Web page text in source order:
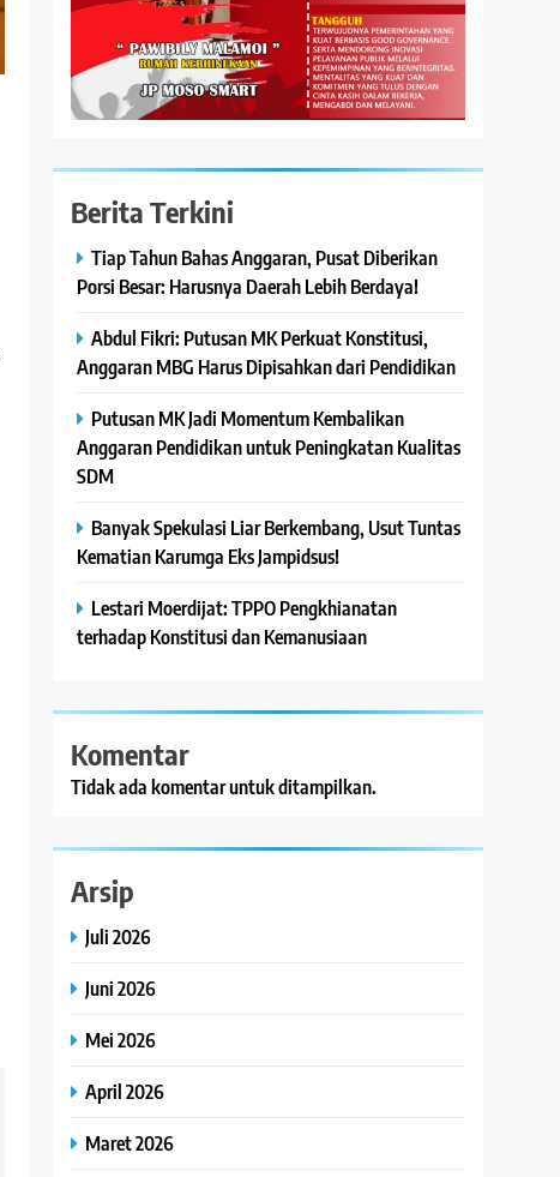
Berita Terkini
Tiap Tahun Bahas Anggaran, Pusat Diberikan
Porsi Besar: Harusnya Daerah Lebih Berdaya!
Abdul Fikri: Putusan MK Perkuat Konstitusi,
Anggaran MBG Harus Dipisahkan dari Pendidikan
Putusan MK Jadi Momentum Kembalikan
Anggaran Pendidikan untuk Peningkatan Kualitas
SDM
Banyak Spekulasi Liar Berkembang, Usut Tuntas
Kematian Karumga Eks Jampidsus!
Lestari Moerdijat: TPPO Pengkhianatan
terhadap Konstitusi dan Kemanusiaan
Komentar
Tidak ada komentar untuk ditampilkan.
Arsip
Juli 2026
Juni 2026
Mei 2026
April 2026
Maret 2026